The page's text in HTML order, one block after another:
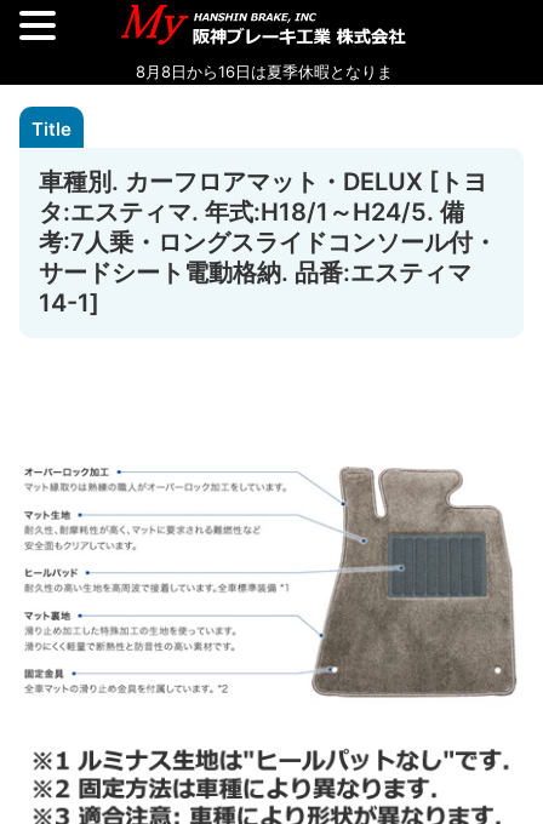
車種別. カーフロアマット・DELUX [トヨ
タ:エスティマ. 年式:H18/1～H24/5. 備
考:7人乗・ロングスライドコンソール付・
サードシート電動格納. 品番:エスティマ
14-1]